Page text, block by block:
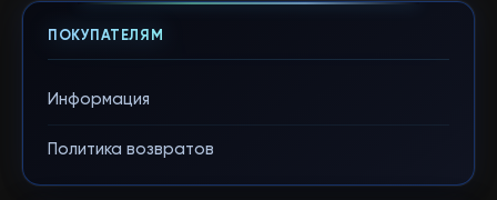
ПОКУПАТЕЛЯМ
Информация
Политика возвратов